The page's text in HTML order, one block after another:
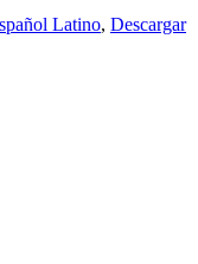
Latino, Descargar